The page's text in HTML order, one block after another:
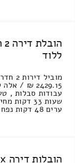
ללוד
ערים 48 דקות נפח כללי: 20.11м³ [...]